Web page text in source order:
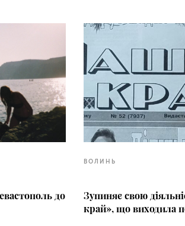
до
ВОЛИНЬ
Зупиняє свою
край», що виходила